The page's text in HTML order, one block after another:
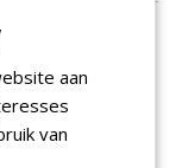
op Golfbaan
en
dat zou
aan
van